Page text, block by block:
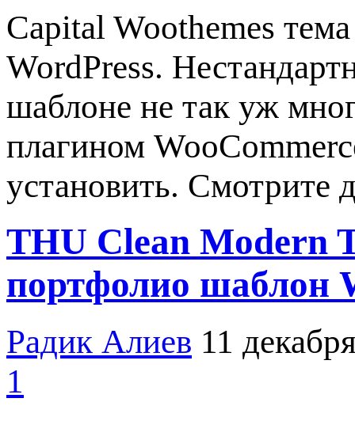
Capital Woothemes
WordPress.
шаблоне не так уж
плагином
установить.
THU Clean Modern
портфолио шаблон
Радик Алиев 11
1